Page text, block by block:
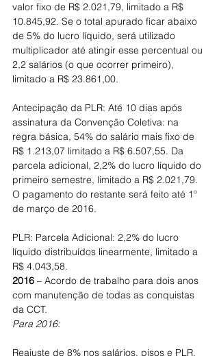
valor fixo de R$ 2.021,79, limitado a R$
10.845,92. Se o total apurado ficar abaixo
de 5% do lucro líquido, será utilizado
multiplicador até atingir esse percentual ou
2,2 salários (o que ocorrer primeiro),
limitado a R$ 23.861,00.
Antecipação da PLR: Até 10 dias após
assinatura da Convenção Coletiva: na
regra básica, 54% do salário mais fixo de
R$ 1.213,07 limitado a R$ 6.507,55. Da
parcela adicional, 2,2% do lucro líquido do
primeiro semestre, limitado a R$ 2.021,79.
O pagamento do restante será feito até 1º
de março de 2016.
PLR: Parcela Adicional: 2,2% do lucro
líquido distribuídos linearmente, limitado a
R$ 4.043,58.
2016 – Acordo de trabalho para dois anos
com manutenção de todas as conquistas
da CCT.
Para 2016:
Reajuste de 8% nos salários, pisos e PLR.